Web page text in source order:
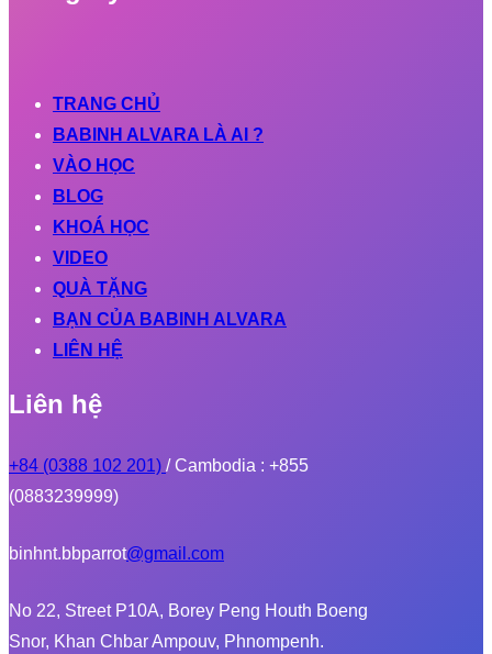
TRANG CHỦ
BABINH ALVARA LÀ AI ?
VÀO HỌC
BLOG
KHOÁ HỌC
VIDEO
QUÀ TẶNG
BẠN CỦA BABINH ALVARA
LIÊN HỆ
Liên hệ
+84 (0388 102 201) / Cambodia : +855
(0883239999)
binhnt.bbparrot@gmail.com
No 22, Street P10A, Borey Peng Houth Boeng
Snor, Khan Chbar Ampouv, Phnompenh.